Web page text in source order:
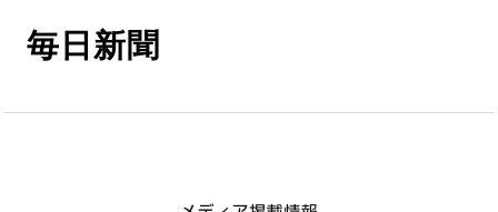
毎日新聞